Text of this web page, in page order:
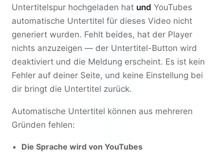
Untertitelspur hochgeladen hat und YouTubes
automatische Untertitel für dieses Video nicht
generiert wurden. Fehlt beides, hat der Player
nichts anzuzeigen — der Untertitel-Button wird
deaktiviert und die Meldung erscheint. Es ist kein
Fehler auf deiner Seite, und keine Einstellung bei
dir bringt die Untertitel zurück.
Automatische Untertitel können aus mehreren
Gründen fehlen:
Die Sprache wird von YouTubes